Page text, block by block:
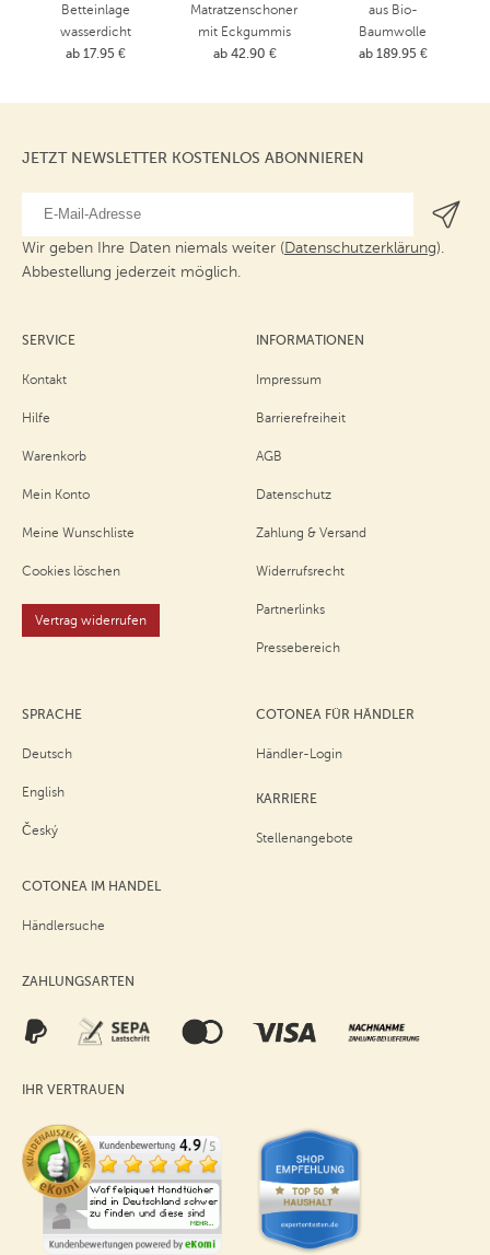
Betteinlage
wasserdicht
ab 17.95 €
Matratzenschoner
mit Eckgummis
ab 42.90 €
aus Bio-
Baumwolle
ab 189.95 €
JETZT NEWSLETTER KOSTENLOS ABONNIEREN
Wir geben Ihre Daten niemals weiter (Datenschutzerklärung).
Abbestellung jederzeit möglich.
SERVICE
Kontakt
Hilfe
Warenkorb
Mein Konto
Meine Wunschliste
Cookies löschen
Vertrag widerrufen
INFORMATIONEN
Impressum
Barrierefreiheit
AGB
Datenschutz
Zahlung & Versand
Widerrufsrecht
Partnerlinks
Pressebereich
SPRACHE
Deutsch
English
Český
COTONEA IM HANDEL
Händlersuche
COTONEA FÜR HÄNDLER
Händler-Login
KARRIERE
Stellenangebote
ZAHLUNGSARTEN
IHR VERTRAUEN